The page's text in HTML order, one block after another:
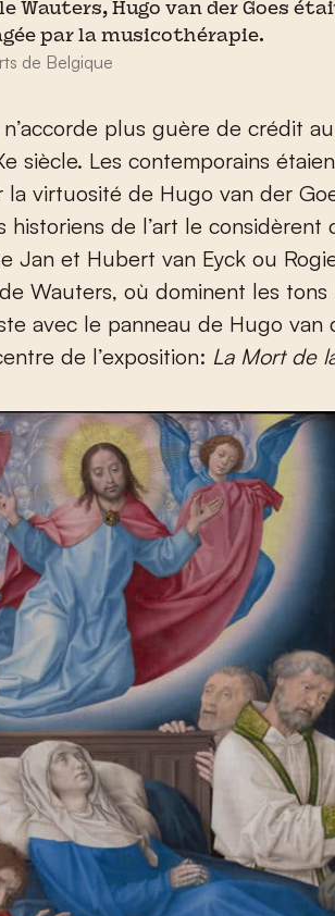
Wauters, Hugo van der Goes
par la musicothérapie.
de Belgique
plus guère de crédit
e siècle. Les contemporains
la virtuosité de Hugo van der
historiens de l’art le considèrent
Jan et Hubert van Eyck ou
Wauters, où dominent les
avec le panneau de Hugo van
de l’exposition: La Mort de